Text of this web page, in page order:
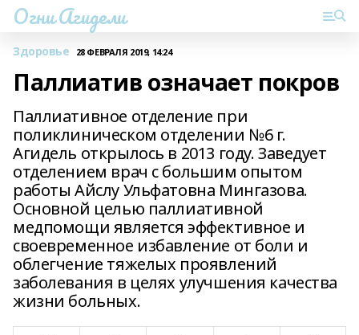
Огни Агидели
Здоровье 28 ФЕВРАЛЯ 2019, 14:24
Паллиатив означает покров
Паллиативное отделение при
поликлиническом отделении №6 г.
Агидель открылось в 2013 году. Заведует
отделением врач с большим опытом
работы Айслу Ульфатовна Мингазова.
Основной целью паллиативной
медпомощи является эффективное и
своевременное избавление от боли и
облегчение тяжелых проявлений
заболевания в целях улучшения качества
жизни больных.